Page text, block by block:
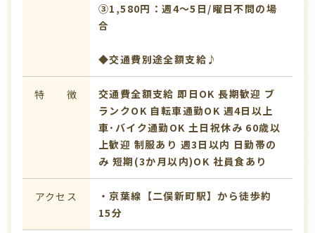
③1,580円：週4～5日/曜日不問の場
合
◆交通費別途全額支給♪
特 徴 交通費全額支給 即日OK 長期歓迎 ブ
ランクOK 自転車通勤OK 週4日以上
車･バイク通勤OK 土日祝休み 60歳以
上歓迎 制服あり 週3日以内 日勤帯の
み 短期(3か月以内)OK 社員食あり
アクセス
・京葉線【二俣新町駅】から徒歩約
15分